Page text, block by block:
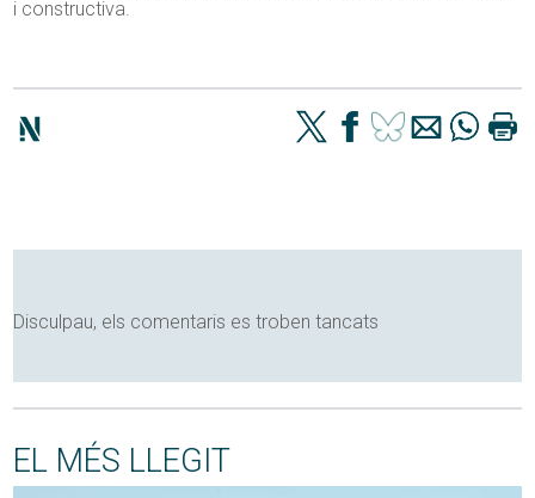
i constructiva.
Disculpau, els comentaris es troben tancats
EL MÉS LLEGIT